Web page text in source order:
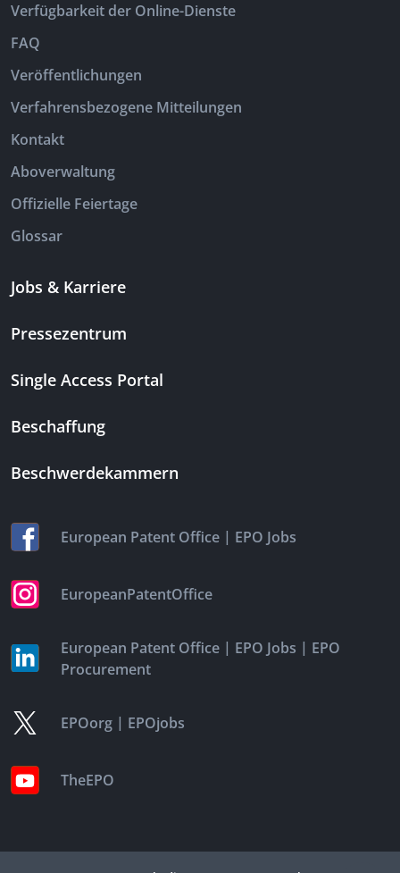
Verfügbarkeit der Online-Dienste
FAQ
Veröffentlichungen
Verfahrensbezogene Mitteilungen
Kontakt
Aboverwaltung
Offizielle Feiertage
Glossar
Jobs & Karriere
Pressezentrum
Single Access Portal
Beschaffung
Beschwerdekammern
European Patent Office | EPO Jobs
EuropeanPatentOffice
European Patent Office | EPO Jobs | EPO
Procurement
EPOorg | EPOjobs
TheEPO